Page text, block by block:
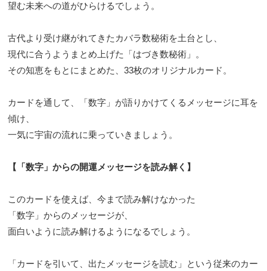
望む未来への道がひらけるでしょう。
古代より受け継がれてきたカバラ数秘術を土台とし、
現代に合うようまとめ上げた「はづき数秘術」。
その知恵をもとにまとめた、33枚のオリジナルカード。
カードを通して、「数字」が語りかけてくるメッセージに耳を
傾け、
一気に宇宙の流れに乗っていきましょう。
【「数字」からの開運メッセージを読み解く】
このカードを使えば、今まで読み解けなかった
「数字」からのメッセージが、
面白いように読み解けるようになるでしょう。
「カードを引いて、出たメッセージを読む」という従来のカー